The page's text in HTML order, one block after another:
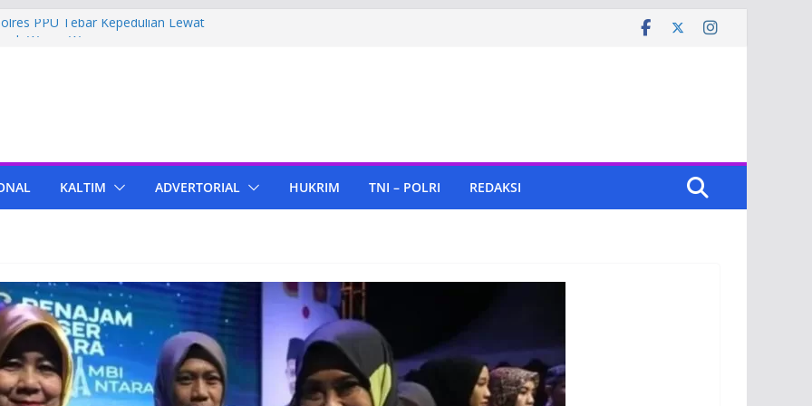
PPU Tebar Kepedulian Lewat
Cepu
di KIPP Karena Jual Air Mineral
Bupati PPU Dukung
Lampu, Polres PPU Ringkus Pria
KALTIM ADVERTORIAL HUKRIM TNI – POLRI REDAKSI